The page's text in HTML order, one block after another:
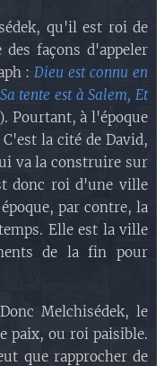
qu'il est roi de
façons d'appeler
:Dieu est connu en
tente est à Salem, Et
Pourtant, à l'époque
la cité de David,
va la construire sur
donc roi d'une ville
par contre, la
Elle est la ville
de la fin pour
Melchisédek, le
paix, ou roi paisible.
que rapprocher de